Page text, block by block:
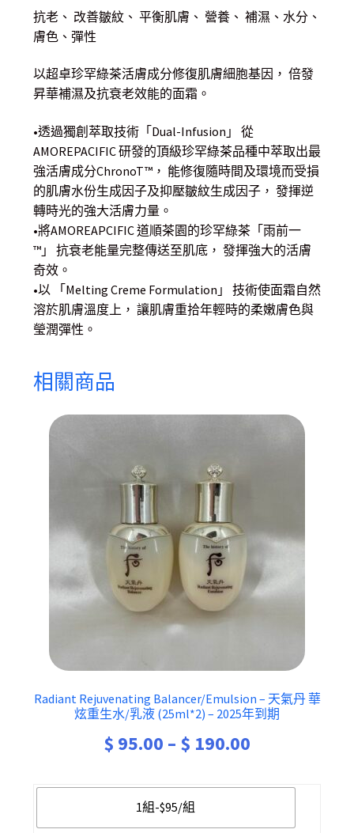
抗老、 改善皺紋、 平衡肌膚、 營養、 補濕、水分、
膚色、彈性
以超卓珍罕綠茶活膚成分修復肌膚細胞基因， 倍發
昇華補濕及抗衰老效能的面霜。
•透過獨創萃取技術「Dual-Infusion」 從
AMOREPACIFIC 研發的頂級珍罕綠茶品種中萃取出最
強活膚成分ChronoT™， 能修復隨時間及環境而受損
的肌膚水份生成因子及抑壓皺紋生成因子， 發揮逆
轉時光的強大活膚力量。
•將AMOREAPCIFIC 道順茶園的珍罕綠茶「雨前一
™」 抗衰老能量完整傳送至肌底， 發揮強大的活膚
奇效。
•以 「Melting Creme Formulation」 技術使面霜自然
溶於肌膚溫度上， 讓肌膚重拾年輕時的柔嫩膚色與
瑩潤彈性。
相關商品
Radiant Rejuvenating Balancer/Emulsion – 天氣丹 華
炫重生水/乳液 (25ml*2) – 2025年到期
$ 95.00 – $ 190.00
1組-$95/組